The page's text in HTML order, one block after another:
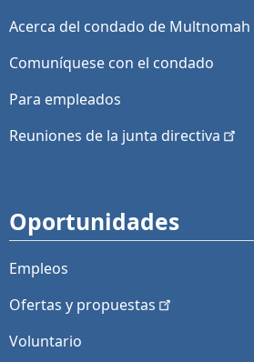
Acerca del condado de Multnomah
Comuníquese con el condado
Para empleados
Reuniones de la junta directiva
Oportunidades
Empleos
Ofertas y propuestas
Voluntario